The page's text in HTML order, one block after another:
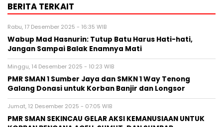
BERITA TERKAIT
Rabu, 17 Desember 2025 - 16:35 WIB
Wabup Mad Hasnurin: Tutup Batu Harus Hati-hati,
Jangan Sampai Balak Enamnya Mati
Minggu, 14 Desember 2025 - 10:23 WIB
PMR SMAN 1 Sumber Jaya dan SMKN 1 Way Tenong
Galang Donasi untuk Korban Banjir dan Longsor
Jumat, 12 Desember 2025 - 07:05 WIB
PMR SMAN SEKINCAU GELAR AKSI KEMANUSIAAN UNTUK